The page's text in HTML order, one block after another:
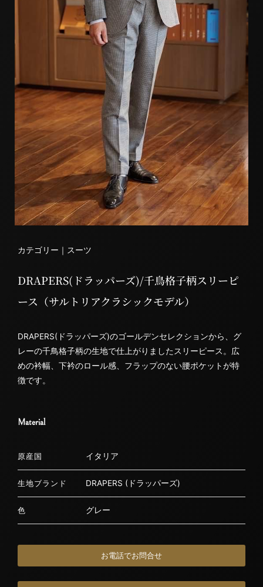
カテゴリー｜ スーツ
DRAPERS(ドラッパーズ)/千鳥格子柄スリーピ
ース（サルトリアクラシックモデル）
DRAPERS(ドラッパーズ)のゴールデンセレクションから、グ
レーの千鳥格子柄の生地で仕上がりましたスリーピース。広
めの衿幅、下衿のロール感、フラップのない腰ポケットが特
徴です。
Material
原産国 イタリア
生地ブランド DRAPERS (ドラッパーズ)
色 グレー
お電話でお問合せ